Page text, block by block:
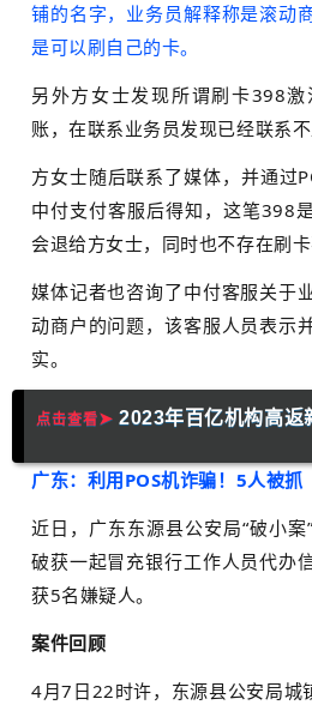
铺的名字，业务员解释称是滚动
是可以刷自己的卡。
另外方女士发现所谓刷卡398
账，在联系业务员发现已经联系不
方女士随后联系了媒体，并通过
中付支付客服后得知，这笔398
会退给方女士，同时也不存在刷卡
媒体记者也咨询了中付客服关于
动商户的问题，该客服人员表示
实。
点击查看➤2023年百亿机构高返
广东：利用POS机诈骗！5人被抓
近日，广东东源县公安局“破小
破获一起冒充银行工作人员代办
获5名嫌疑人。
案件回顾
4月7日22时许，东源县公安局城